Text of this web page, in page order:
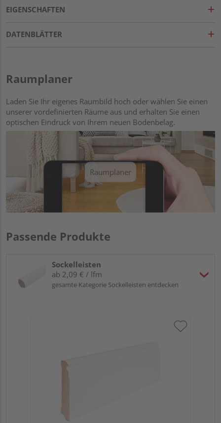
EIGENSCHAFTEN
DATENBLÄTTER
Raumplaner
Laden Sie Ihr eigenes Raumbild hoch oder wählen Sie einen
unserer vordefinierten Räume aus und erhalten Sie einen
optischen Eindruck von Ihrem neuen Bodenbelag.
Raumplaner
Passende Produkte
Sockelleisten
ab 2,09 € / lfm
gesamte Kategorie Sockelleisten entdecken